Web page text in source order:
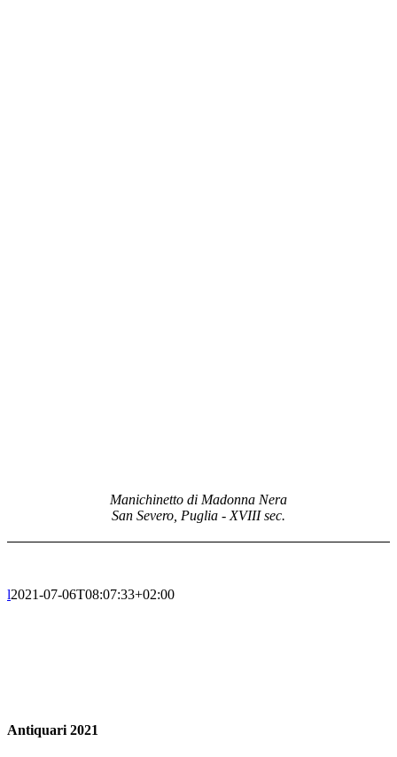
Manichinetto di Madonna Nera
San Severo, Puglia - XVIII sec.
l2021-07-06T08:07:33+02:00
Antiquari 2021